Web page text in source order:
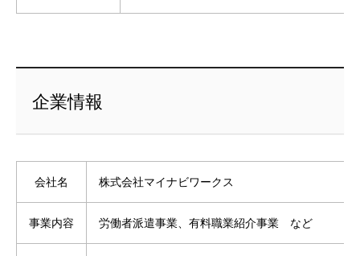
企業情報
会社名 株式会社マイナビワークス
事業内容 労働者派遣事業、有料職業紹介事業 など